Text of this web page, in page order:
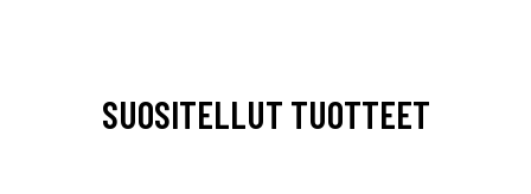
SUOSITELLUT TUOTTEET